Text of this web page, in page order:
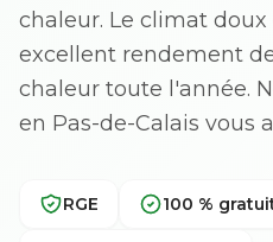
chaleur. Le climat
excellent rendement
chaleur toute l'année.
en Pas-de-Calais vous
RGE 100 %